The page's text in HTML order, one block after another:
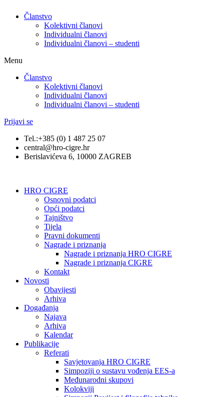
Članstvo
Kolektivni članovi
Individualni članovi
Individualni članovi – studenti
Menu
Članstvo
Kolektivni članovi
Individualni članovi
Individualni članovi – studenti
Prijavi se
Tel.:+385 (0) 1 487 25 07
central@hro-cigre.hr
Berislavićeva 6, 10000 ZAGREB
HRO CIGRE
Osnovni podatci​
Opći podatci
Tajništvo
Tijela
Pravni dokumenti
Nagrade i priznanja
Nagrade i priznanja HRO CIGRE
Nagrade i priznanja CIGRE
Kontakt
Novosti
Obavijesti
Arhiva
Događanja
Najava
Arhiva
Kalendar
Publikacije
Referati
Savjetovanja HRO CIGRE
Simpoziji o sustavu vođenja EES-a
Međunarodni skupovi
Kolokviji​